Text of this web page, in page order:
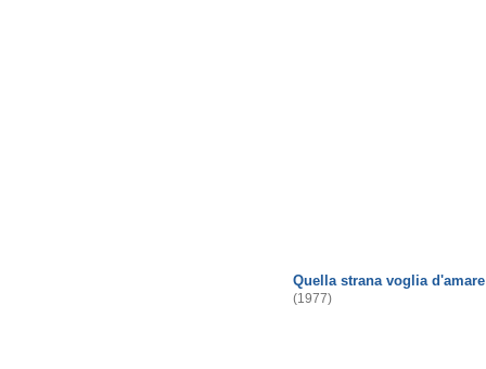
Quella strana voglia d'amare
(1977)